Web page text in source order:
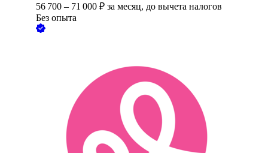
56 700 – 71 000 ₽ за месяц, до вычета налогов
Без опыта